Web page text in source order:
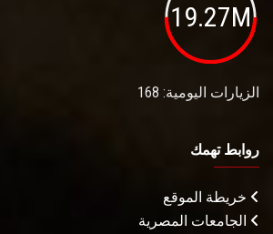
19.27M
الزيارات اليومية: 168
روابط تهمك
خريطة الموقع
الجامعات المصرية